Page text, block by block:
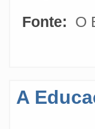
Fonte:
O
A